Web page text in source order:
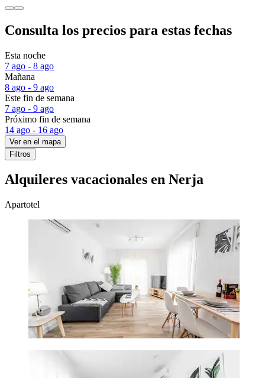
Consulta los precios para estas fechas
Esta noche
7 ago - 8 ago
Mañana
8 ago - 9 ago
Este fin de semana
7 ago - 9 ago
Próximo fin de semana
14 ago - 16 ago
Ver en el mapa
Filtros
Alquileres vacacionales en Nerja
Apartotel